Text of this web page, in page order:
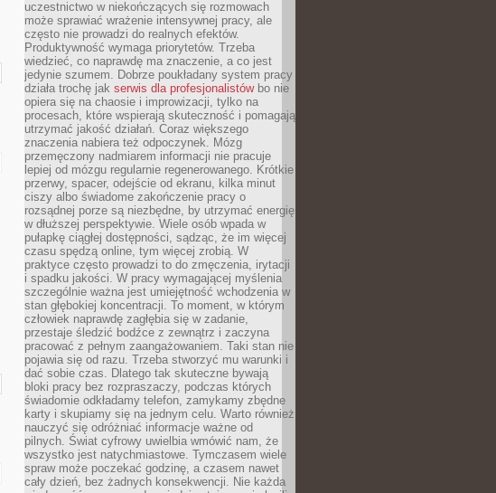
uczestnictwo w niekończących się rozmowach
może sprawiać wrażenie intensywnej pracy, ale
często nie prowadzi do realnych efektów.
Produktywność wymaga priorytetów. Trzeba
wiedzieć, co naprawdę ma znaczenie, a co jest
jedynie szumem. Dobrze poukładany system pracy
działa trochę jak serwis dla profesjonalistówbo nie
opiera się na chaosie i improwizacji, tylko na
procesach, które wspierają skuteczność i pomagają
utrzymać jakość działań. Coraz większego
znaczenia nabiera też odpoczynek. Mózg
przemęczony nadmiarem informacji nie pracuje
lepiej od mózgu regularnie regenerowanego. Krótkie
przerwy, spacer, odejście od ekranu, kilka minut
ciszy albo świadome zakończenie pracy o
rozsądnej porze są niezbędne, by utrzymać energię
w dłuższej perspektywie. Wiele osób wpada w
pułapkę ciągłej dostępności, sądząc, że im więcej
czasu spędzą online, tym więcej zrobią. W
praktyce często prowadzi to do zmęczenia, irytacji
i spadku jakości. W pracy wymagającej myślenia
szczególnie ważna jest umiejętność wchodzenia w
stan głębokiej koncentracji. To moment, w którym
człowiek naprawdę zagłębia się w zadanie,
przestaje śledzić bodźce z zewnątrz i zaczyna
pracować z pełnym zaangażowaniem. Taki stan nie
pojawia się od razu. Trzeba stworzyć mu warunki i
dać sobie czas. Dlatego tak skuteczne bywają
bloki pracy bez rozpraszaczy, podczas których
świadomie odkładamy telefon, zamykamy zbędne
karty i skupiamy się na jednym celu. Warto również
nauczyć się odróżniać informacje ważne od
pilnych. Świat cyfrowy uwielbia wmówić nam, że
wszystko jest natychmiastowe. Tymczasem wiele
spraw może poczekać godzinę, a czasem nawet
cały dzień, bez żadnych konsekwencji. Nie każda